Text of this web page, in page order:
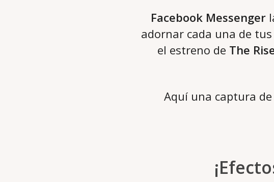
Facebook Messenger
adornar cada una de
el estreno de The
Aquí una captura